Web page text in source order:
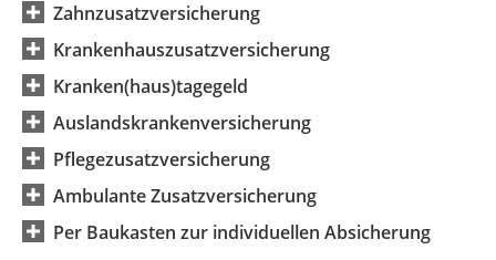
Zahnzusatzversicherung
Krankenhauszusatzversicherung
Kranken(haus)tagegeld
Auslandskrankenversicherung
Pflegezusatzversicherung
Ambulante Zusatzversicherung
Per Baukasten zur individuellen Absicherung